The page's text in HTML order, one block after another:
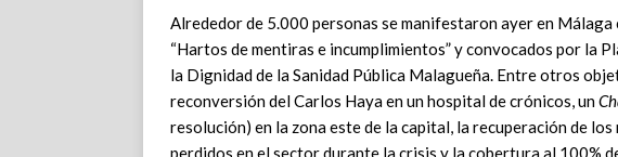
Alrededor de 5.000 personas se manifestaron ayer en Málaga
“Hartos de mentiras e incumplimientos” y convocados por la
la Dignidad de la Sanidad Pública Malagueña. Entre otros
reconversión del Carlos Haya en un hospital de crónicos, un
resolución) en la zona este de la capital, la recuperación de
perdidos en el sector durante la crisis y la cobertura al 100%